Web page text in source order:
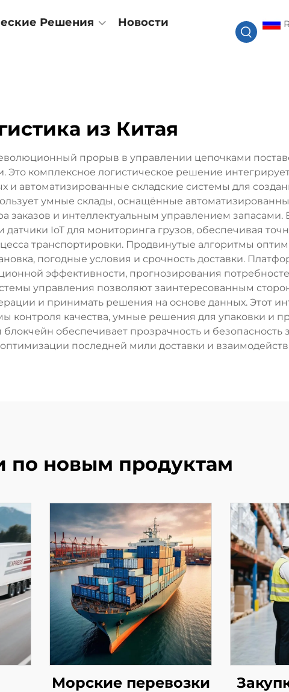
Решения
Новости
из Китая
прорыв в управлении цепочками
комплексное логистическое решение
и автоматизированные складские системы для
умные склады, оснащённые
и интеллектуальным управлением запасами.
IoT для мониторинга грузов, обеспечивая
транспортировки. Продвинутые алгоритмы
погодные условия и срочность доставки.
эффективности, прогнозирования
управления позволяют заинтересованным
и принимать решения на основе данных. Этот
контроля качества, умные решения для упаковки и
обеспечивает прозрачность и безопасность
последней мили доставки и
по новым продуктам
Морские перевозки